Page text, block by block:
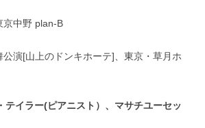
中野 plan-B
演[山上のドンキホーテ]、東京・草月ホ
イラー(ピアニスト）、マサチユーセッ